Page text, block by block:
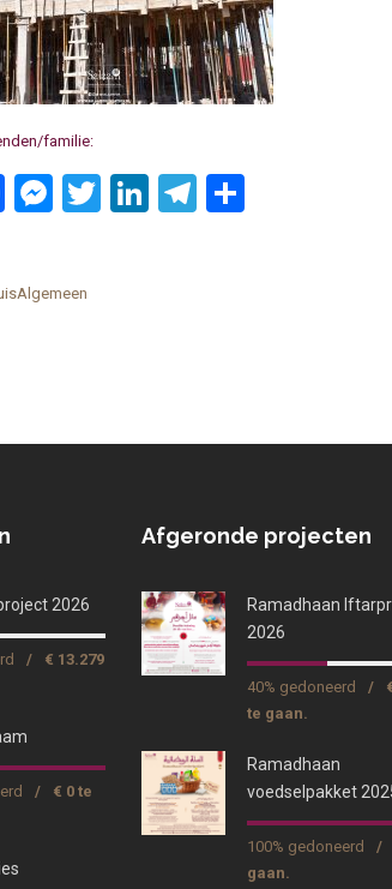
familie:
Facebook
Messenger
Twitter
LinkedIn
Telegram
2026
/
€ 13.279
/
€ 0 te
Afgeronde projecten
Ramadhaan
2026
40% gedoneerd /
te gaan.
Ramadhaan
voedselpakket
100% gedoneerd /
gaan.